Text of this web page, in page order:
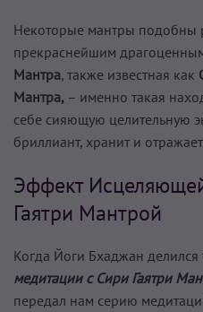
Некоторые мантры подобны
прекраснейшим
Мантра, также известная как
Мантра, – именно такая
себе сияющую целительную
бриллиант, хранит и
Эффект
Гаятри Мантрой
Когда Йоги Бхаджан делился
медитации с Сири Гаятри
передал нам серию